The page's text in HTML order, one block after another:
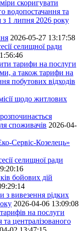
скоригувати
водопостачання та
з 1 липня 2026 року
2026-05-27 13:17:58
селищної ради
тарифи на послуги
а також тарифи на
побутових відходів
щодо житлових
споживачів 2026-04-
Сервіс-Козелець»
селищної ради
бойових дій
з вивезення рідких
2026-04-06 13:09:08
на послуги
централізованого